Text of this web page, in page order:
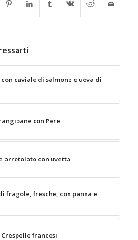
caviale di salmone e uova di
con Pere
arrotolato con uvetta
fragole, fresche, con panna e
Crespelle francesi